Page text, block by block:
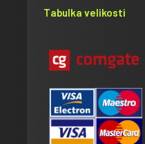
Tabulka velikosti